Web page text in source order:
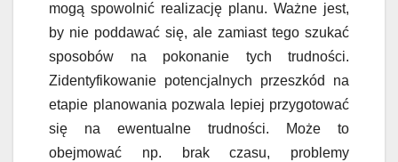
mogą spowolnić realizację planu. Ważne jest,
by nie poddawać się, ale zamiast tego szukać
sposobów na pokonanie tych trudności.
Zidentyfikowanie potencjalnych przeszkód na
etapie planowania pozwala lepiej przygotować
się na ewentualne trudności. Może to
obejmować np. brak czasu, problemy